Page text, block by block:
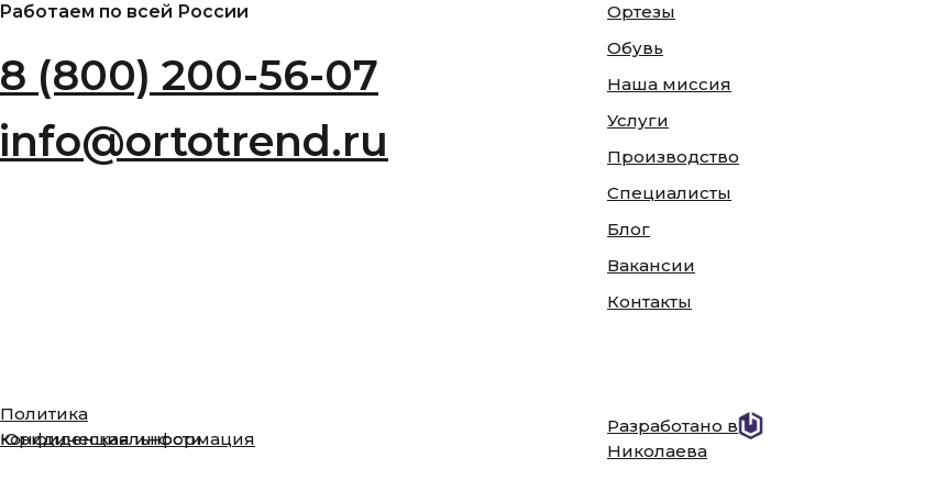
Производство
Блог
Специалисты
Услуги
Наша миссия
Вакансии
Контакты
info@ortotrend.ru
8 (800) 200-56-07
Политика
конфиденциальности
Юридическая информация
Разработано в веб-студии Глеба
Николаева
Работаем по всей России
Ортезы
Обувь